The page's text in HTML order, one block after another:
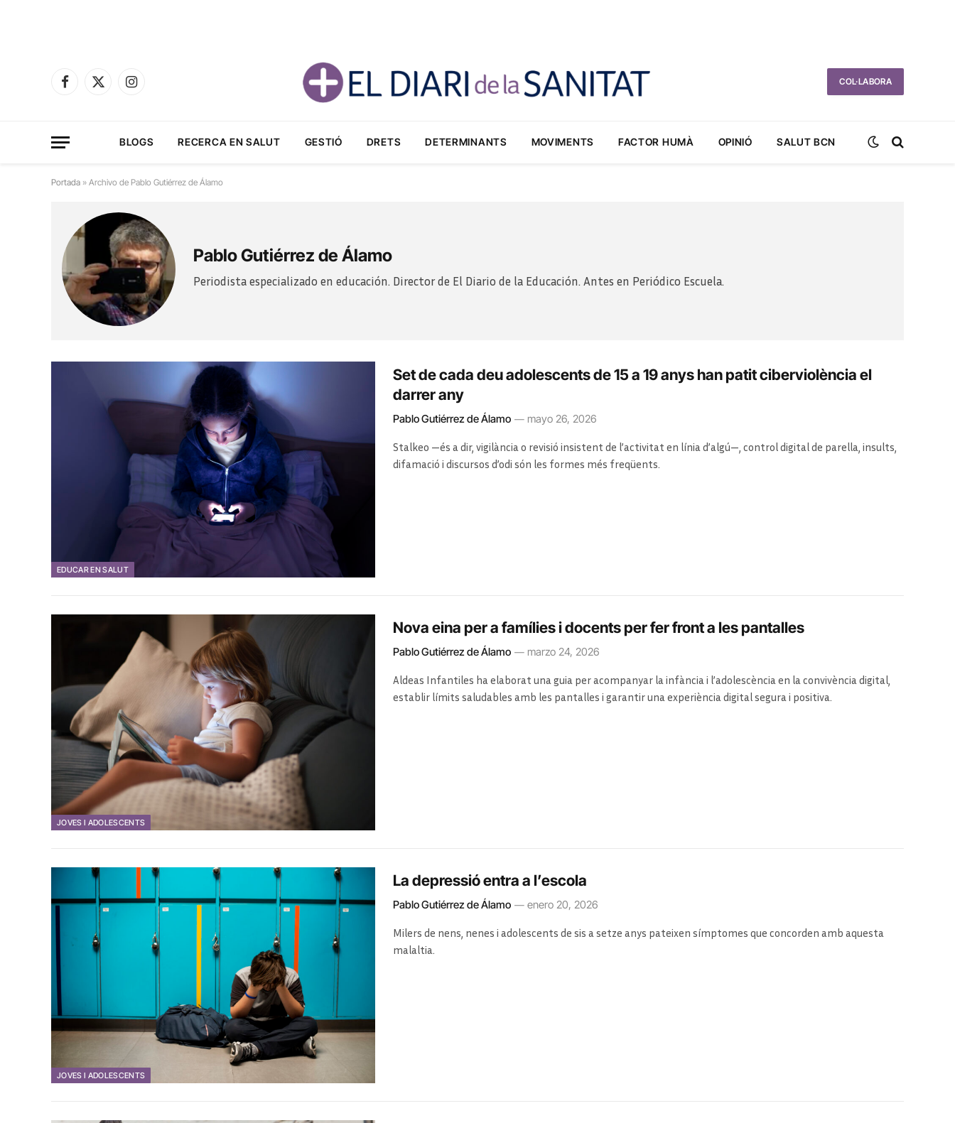
Facebook
X
Instagram
COL·LABORA
BLOGS RECERCA EN SALUT GESTIÓ DRETS DETERMINANTS MOVIMENTS FACTOR HUMÀ OPINIÓ SALUT BCN
Portada » Archivo de Pablo Gutiérrez de Álamo
Pablo Gutiérrez de Álamo
Periodista especializado en educación. Director de El Diario de la Educación. Antes en Periódico Escuela.
EDUCAR EN SALUT
Set de cada deu adolescents de 15 a 19 anys han patit ciberviolència el
darrer any
Pablo Gutiérrez de Álamo mayo 26, 2026
Stalkeo —és a dir, vigilància o revisió insistent de l’activitat en línia d’algú—, control digital de parella, insults,
difamació i discursos d’odi són les formes més freqüents.
JOVES I ADOLESCENTS
Nova eina per a famílies i docents per fer front a les pantalles
Pablo Gutiérrez de Álamo marzo 24, 2026
Aldeas Infantiles ha elaborat una guia per acompanyar la infància i l’adolescència en la convivència digital,
establir límits saludables amb les pantalles i garantir una experiència digital segura i positiva.
JOVES I ADOLESCENTS
La depressió entra a l’escola
Pablo Gutiérrez de Álamo enero 20, 2026
Milers de nens, nenes i adolescents de sis a setze anys pateixen símptomes que concorden amb aquesta
malaltia.